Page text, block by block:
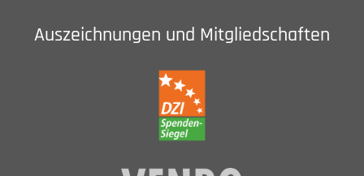
Auszeichnungen und Mitgliedschaften